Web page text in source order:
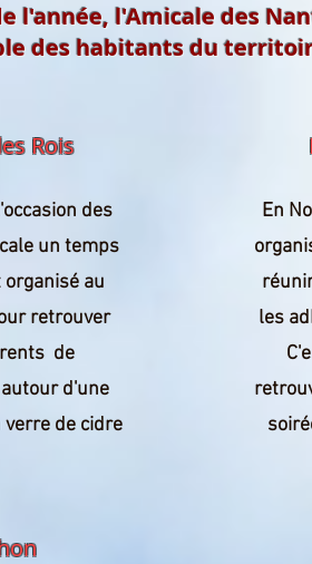
l'année, l'Amicale des
des habitants du
Rois
des
un temps
au
retrouver
de
d'une
de cidre
En
les